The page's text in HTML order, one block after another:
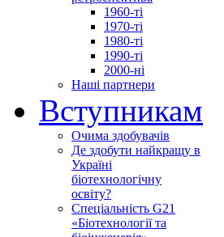
1960-ті
1970-ті
1980-ті
1990-ті
2000-ні
Наші партнери
Вступникам
Очима здобувачів
Де здобути найкращу в
Україні
біотехнологічну
освіту?
Спеціальність G21
«Біотехнології та